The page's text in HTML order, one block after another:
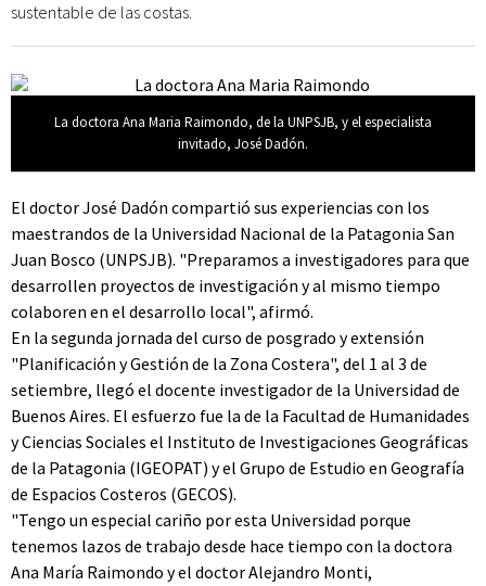
sustentable de las costas.
La doctora Ana Maria Raimondo, de la UNPSJB, y el especialista
invitado, José Dadón.
El doctor José Dadón compartió sus experiencias con los
maestrandos de la Universidad Nacional de la Patagonia San
Juan Bosco (UNPSJB). "Preparamos a investigadores para que
desarrollen proyectos de investigación y al mismo tiempo
colaboren en el desarrollo local", afirmó.
En la segunda jornada del curso de posgrado y extensión
"Planificación y Gestión de la Zona Costera", del 1 al 3 de
setiembre, llegó el docente investigador de la Universidad de
Buenos Aires. El esfuerzo fue la de la Facultad de Humanidades
y Ciencias Sociales el Instituto de Investigaciones Geográficas
de la Patagonia (IGEOPAT) y el Grupo de Estudio en Geografía
de Espacios Costeros (GECOS).
"Tengo un especial cariño por esta Universidad porque
tenemos lazos de trabajo desde hace tiempo con la doctora
Ana María Raimondo y el doctor Alejandro Monti,